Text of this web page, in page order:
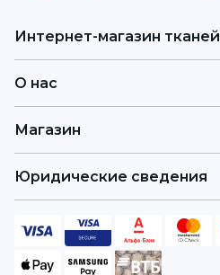
Интернет-магазин
О нас
Магазин
Юридические сведения